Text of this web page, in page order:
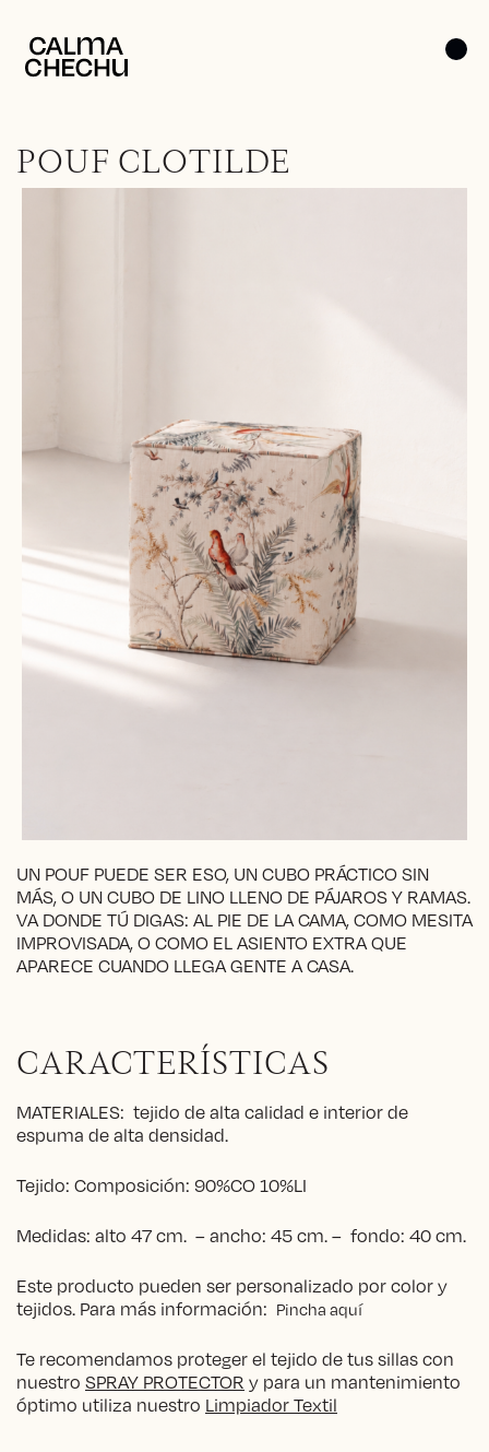
POUF CLOTILDE
UN POUF PUEDE SER ESO, UN CUBO PRÁCTICO SIN
MÁS, O UN CUBO DE LINO LLENO DE PÁJAROS Y RAMAS.
VA DONDE TÚ DIGAS: AL PIE DE LA CAMA, COMO MESITA
IMPROVISADA, O COMO EL ASIENTO EXTRA QUE
APARECE CUANDO LLEGA GENTE A CASA.
CARACTERÍSTICAS
MATERIALES: tejido de alta calidad e interior de
espuma de alta densidad.
Tejido: Composición: 90%CO 10%LI
Medidas: alto 47 cm. – ancho: 45 cm. – fondo: 40 cm.
Este producto pueden ser personalizado por color y
tejidos. Para más información: Pincha aquí
Te recomendamos proteger el tejido de tus sillas con
nuestro SPRAY PROTECTOR y para un mantenimiento
óptimo utiliza nuestro Limpiador Textil